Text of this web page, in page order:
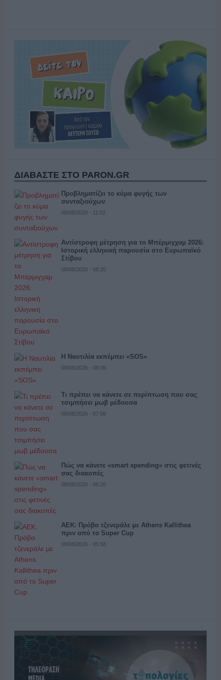
ΔΙΑΒΑΣΤΕ ΣΤΟ PARON.GR
Προβληματίζει το κύμα φυγής των
συνταξιούχων
08/08/2026 - 11:02
Αντίστροφη μέτρηση για το Μπέρμιγχαμ 2026:
Ιστορική ελληνική παρουσία στο Ευρωπαϊκό
Στίβου
08/08/2026 - 08:20
Η Ναυτιλία εκπέμπει «SOS»
08/08/2026 - 08:06
Τι πρέπει να κάνετε σε περίπτωση που σας
τσιμπήσει μωβ μέδουσα
08/08/2026 - 07:06
Πώς να κάνετε «smart spending» στις φετινές
σας διακοπές
08/08/2026 - 06:20
ΑΕΚ: Πρόβα τζενεράλε με Athens Kallithea
πριν από το Super Cup
08/08/2026 - 05:58